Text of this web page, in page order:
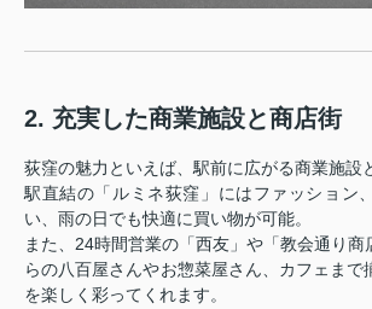
2. 充実した商業施設と商店街 ️
荻窪の魅力といえば、駅前に広がる商業施設
駅直結の「ルミネ荻窪」にはファッション
い、雨の日でも快適に買い物が可能。
また、24時間営業の「西友」や「教会通り商
らの八百屋さんやお惣菜屋さん、カフェまで
を楽しく彩ってくれます。